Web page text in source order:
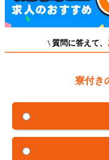
\ 質問に答えて、
寮付き